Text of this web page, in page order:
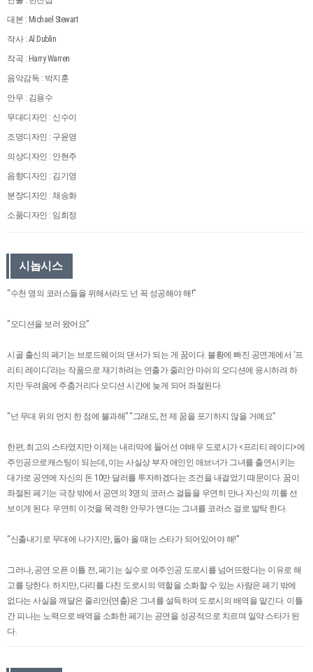
대본 : Michael Stewart
작사 : Al Dublin
작곡 : Harry Warren
음악감독 : 박지훈
안무 : 김용수
무대디자인 : 신수이
조명디자인 : 구윤영
의상디자인 : 안현주
음향디자인 : 김기영
분장디자인 : 채송화
소품디자인 : 임희정
시놉시스
“수천 명의 코러스들을 위해서라도 넌 꼭 성공해야 해!”
“오디션을 보러 왔어요”
시골 출신의 페기는 브로드웨이의 댄서가 되는 게 꿈이다. 불황에 빠진 공연계에서 ‘프
리티 레이디’라는 작품으로 재기하려는 연출가 줄리안 마쉬의 오디션에 응시하려 하
지만 두려움에 주춤거리다 오디션 시간에 늦게 되어 좌절된다.
“넌 무대 위의 먼지 한 점에 불과해” “그래도, 전 제 꿈을 포기하지 않을 거예요”
한편, 최고의 스타였지만 이제는 내리막에 들어선 여배우 도로시가 <프리티 레이디>에
주인공으로캐스팅이 되는데, 이는 사실상 부자 애인인 애브너가 그녀를 출연시키는
대가로 공연에 자신의 돈 10만 달러를 투자하겠다는 조건을 내걸었기 때문이다. 꿈이
좌절된 페기는 극장 밖에서 공연의 3명의 코러스 걸들을 우연히 만나 자신의 끼를 선
보이게 된다. 우연히 이것을 목격한 안무가 앤디는 그녀를 코러스 걸로 발탁 한다.
“신출내기로 무대에 나가지만, 돌아 올 때는 스타가 되어있어야 해!”
그러나, 공연 오픈 이틀 전, 페기는 실수로 여주인공 도로시를 넘어뜨렸다는 이유로 해
고를 당한다. 하지만, 다리를 다친 도로시의 역할을 소화할 수 있는 사람은 페기 밖에
없다는 사실을 깨달은 줄리안(연출)은 그녀를 설득하여 도로시의 배역을 맡긴다. 이틀
간 피나는 노력으로 배역을 소화한 페기는 공연을 성공적으로 치르며 일약 스타가 된
다.